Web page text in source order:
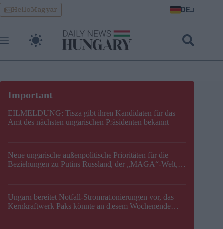
Skip
to
content
HelloMagyar DE
EILMELDUNG: Tisza gibt ihren Kandidaten für das
Amt des nächsten ungarischen Präsidenten bekannt
Neue ungarische außenpolitische Prioritäten für die
Beziehungen zu Putins Russland, der „MAGA“-Welt,
Ungarn bereitet Notfall-Stromrationierungen vor, das
Kernkraftwerk Paks könnte an diesem Wochenende